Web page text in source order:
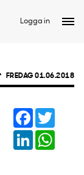
Logga in
FREDAG 01.06.2018
Facebook
LinkedIn